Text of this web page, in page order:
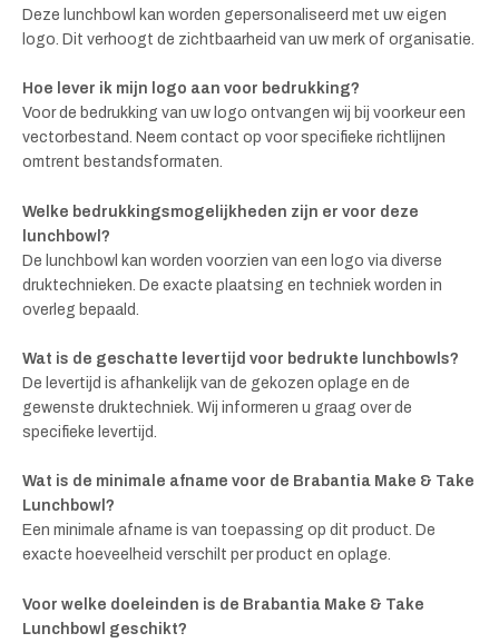
Deze lunchbowl kan worden gepersonaliseerd met uw eigen
logo. Dit verhoogt de zichtbaarheid van uw merk of organisatie.
Hoe lever ik mijn logo aan voor bedrukking?
Voor de bedrukking van uw logo ontvangen wij bij voorkeur een
vectorbestand. Neem contact op voor specifieke richtlijnen
omtrent bestandsformaten.
Welke bedrukkingsmogelijkheden zijn er voor deze
lunchbowl?
De lunchbowl kan worden voorzien van een logo via diverse
druktechnieken. De exacte plaatsing en techniek worden in
overleg bepaald.
Wat is de geschatte levertijd voor bedrukte lunchbowls?
De levertijd is afhankelijk van de gekozen oplage en de
gewenste druktechniek. Wij informeren u graag over de
specifieke levertijd.
Wat is de minimale afname voor de Brabantia Make & Take
Lunchbowl?
Een minimale afname is van toepassing op dit product. De
exacte hoeveelheid verschilt per product en oplage.
Voor welke doeleinden is de Brabantia Make & Take
Lunchbowl geschikt?